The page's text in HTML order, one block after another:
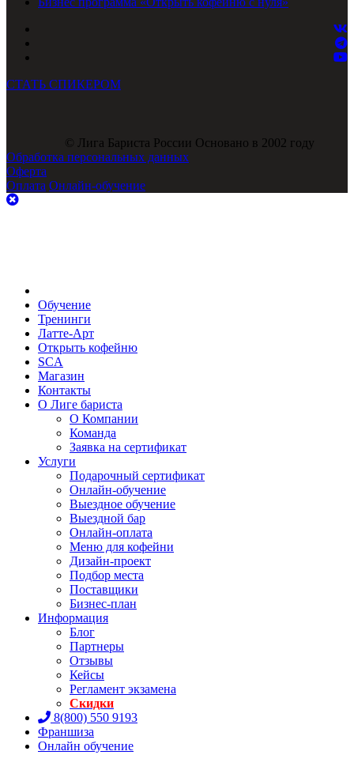
СТАТЬ СПИКЕРОМ
© Лига Бариста России Основано в 2002 году
Обработка персональных данных
Оферта
Оплата Онлайн-обучение
Обучение
Тренинги
Латте-Арт
Открыть кофейню
SCA
Магазин
Контакты
О Лиге бариста
О Компании
Команда
Заявка на сертификат
Услуги
Подарочный сертификат
Онлайн-обучение
Выездное обучение
Выездной бар
Онлайн-оплата
Меню для кофейни
Дизайн-проект
Подбор места
Поставщики
Бизнес-план
Информация
Блог
Партнеры
Отзывы
Кейсы
Регламент экзамена
Скидки
8(800) 550 9193
Франшиза
Онлайн обучение